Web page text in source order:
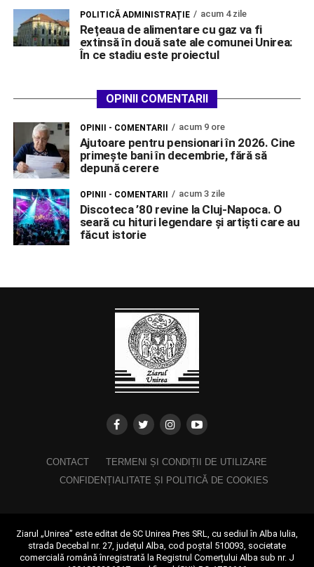
POLITICĂ ADMINISTRAȚIE acum 4 zile
Rețeaua de alimentare cu gaz va fi
extinsă în două sate ale comunei Unirea:
În ce stadiu este proiectul
OPINII COMENTARII
OPINII - COMENTARII acum 9 ore
Ajutoare pentru pensionari în 2026. Cine
primește bani în decembrie, fără să
depună cerere
OPINII - COMENTARII acum 3 zile
Discoteca ’80 revine la Cluj-Napoca. O
seară cu hituri legendare și artiști care au
făcut istorie
CONTACT
TERMENI ȘI CONDIȚII DE UTILIZARE
CONFIDENȚIALITATE ȘI POLITICĂ DE COOKIES
Ziarul „Unirea” este editat de SC Unirea Pres SRL, cu sediul în Alba Iulia,
strada Decebal nr. 27, județul Alba, cod poștal 510093, societate
comercială română înregistrată la Registrul Comerțului Alba sub nr. J